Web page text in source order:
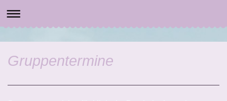
Institut für Psychologie und
Mag.a Sara Kodritsch
Gruppentermine